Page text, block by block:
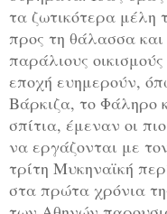
τα ζωτικότερα μέλη
προς τη θάλασσα
παράλιους
εποχή ευημερούν,
Βάρκιζα, το Φάληρο
σπίτια, έμεναν οι
να εργάζονται με
τρίτη Μυκηναϊκή
στα πρώτα χρόνια